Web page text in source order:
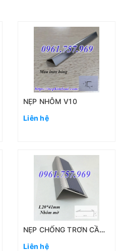
NẸP NHÔM V10
Liên hệ
NẸP CHỐNG TRƠN CẦU THANG
Liên hệ